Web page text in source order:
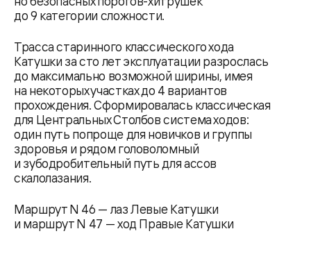
до 9 категории сложности.
Трасса старинного классического хода
Катушки за сто лет эксплуатации разрослась
до максимально возможной ширины, имея
на некоторых участках до 4 вариантов
прохождения. Сформировалась классическая
для Центральных Столбов система ходов:
один путь попроще для новичков и группы
здоровья и рядом головоломный
и зубодробительный путь для ассов
скалолазания.
Маршрут N 46 — лаз Левые Катушки
и маршрут N 47 — ход Правые Катушки